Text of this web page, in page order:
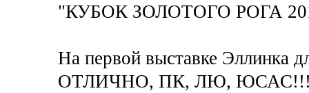
"КУБОК ЗОЛОТОГО РОГА
На первой выставке Эллинка
ОТЛИЧНО, ПК, ЛЮ,